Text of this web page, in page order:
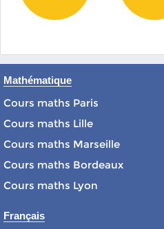
Mathématique
Cours maths Paris
Cours maths Lille
Cours maths Marseille
Cours maths Bordeaux
Cours maths Lyon
Français